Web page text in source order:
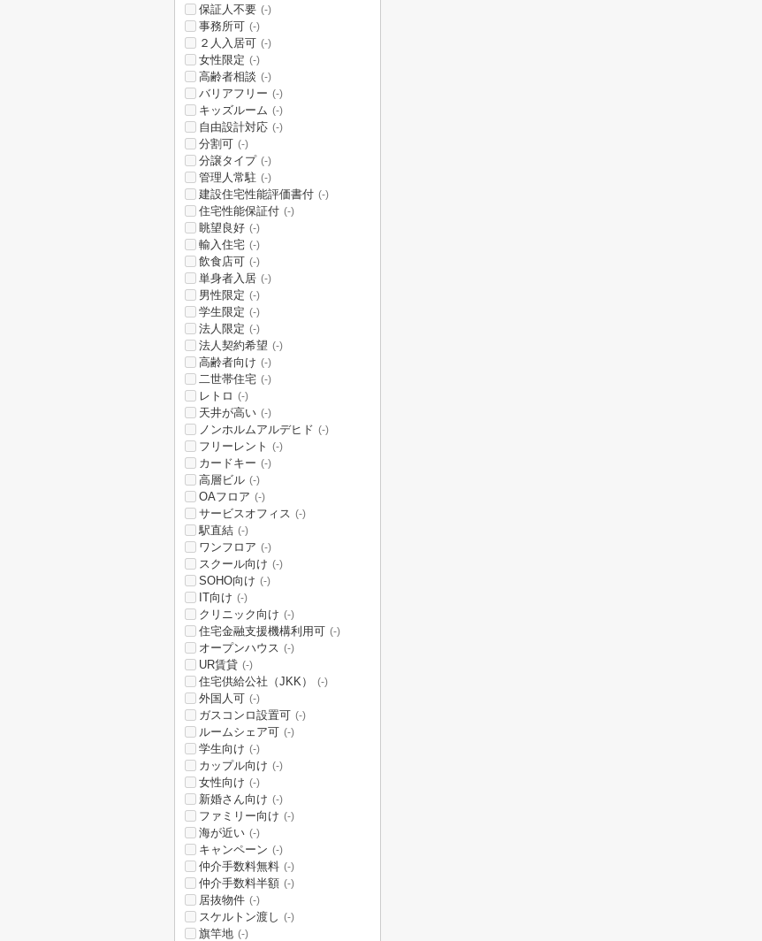
保証人不要 (-)
事務所可 (-)
２人入居可 (-)
女性限定 (-)
高齢者相談 (-)
バリアフリー (-)
キッズルーム (-)
自由設計対応 (-)
分割可 (-)
分譲タイプ (-)
管理人常駐 (-)
建設住宅性能評価書付 (-)
住宅性能保証付 (-)
眺望良好 (-)
輸入住宅 (-)
飲食店可 (-)
単身者入居 (-)
男性限定 (-)
学生限定 (-)
法人限定 (-)
法人契約希望 (-)
高齢者向け (-)
二世帯住宅 (-)
レトロ (-)
天井が高い (-)
ノンホルムアルデヒド (-)
フリーレント (-)
カードキー (-)
高層ビル (-)
OAフロア (-)
サービスオフィス (-)
駅直結 (-)
ワンフロア (-)
スクール向け (-)
SOHO向け (-)
IT向け (-)
クリニック向け (-)
住宅金融支援機構利用可 (-)
オープンハウス (-)
UR賃貸 (-)
住宅供給公社（JKK） (-)
外国人可 (-)
ガスコンロ設置可 (-)
ルームシェア可 (-)
学生向け (-)
カップル向け (-)
女性向け (-)
新婚さん向け (-)
ファミリー向け (-)
海が近い (-)
キャンペーン (-)
仲介手数料無料 (-)
仲介手数料半額 (-)
居抜物件 (-)
スケルトン渡し (-)
旗竿地 (-)